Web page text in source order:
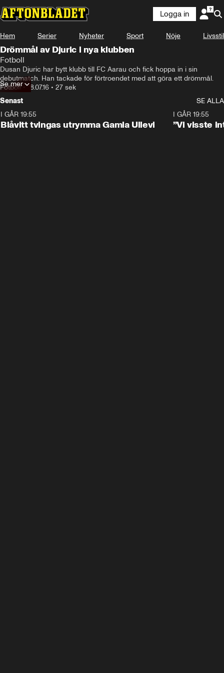
Logga in
Hem Serier Nyheter Sport Nöje Livsstil
Drömmål av Djuric i nya klubben
Fotboll
Dusan Djuric har bytt klubb till FC Aarau och fick hoppa in i sin
debutmatch. Han tackade för förtroendet med att göra ett drömmål.
Fotboll•18.07.16 • 27 sek
Se mer
Senast
SE ALLA
I GÅR 19:55
Blåvitt tvingas utrymma Gamla Ullevi
I GÅR 19:55
”Vi visste